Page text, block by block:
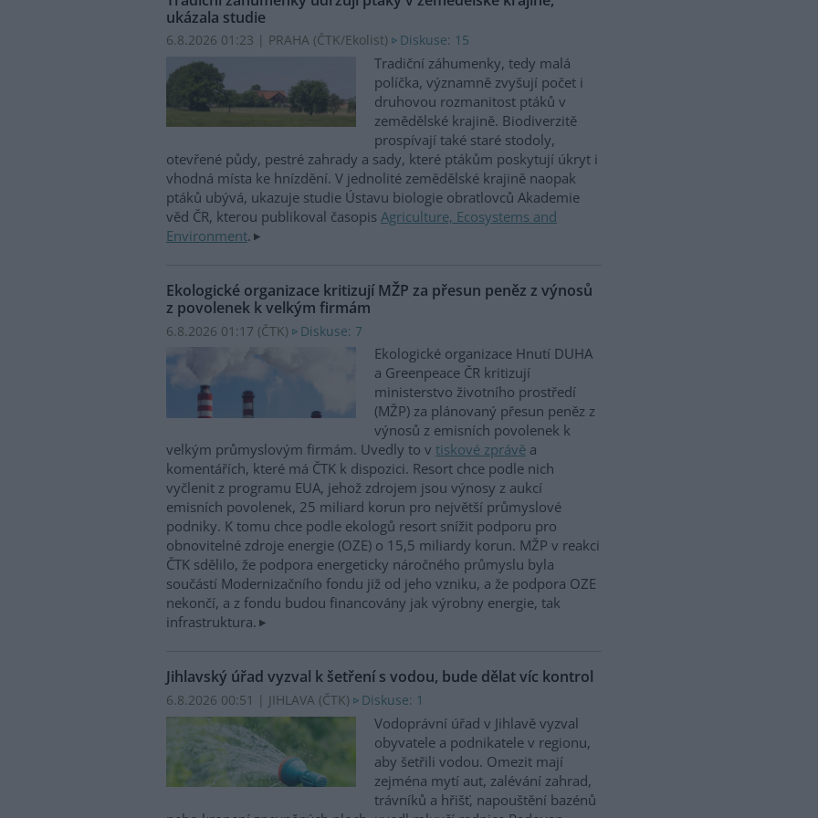
ukázala studie
6.8.2026 01:23 | PRAHA (ČTK/Ekolist) Diskuse: 15
Tradiční záhumenky, tedy malá
políčka, významně zvyšují počet i
druhovou rozmanitost ptáků v
zemědělské krajině. Biodiverzitě
prospívají také staré stodoly,
otevřené půdy, pestré zahrady a sady, které ptákům poskytují úkryt i
vhodná místa ke hnízdění. V jednolité zemědělské krajině naopak
ptáků ubývá, ukazuje studie Ústavu biologie obratlovců Akademie
věd ČR, kterou publikoval časopis Agriculture, Ecosystems and
Environment.
Ekologické organizace kritizují MŽP za přesun peněz z výnosů
z povolenek k velkým firmám
6.8.2026 01:17 (ČTK) Diskuse: 7
Ekologické organizace Hnutí DUHA
a Greenpeace ČR kritizují
ministerstvo životního prostředí
(MŽP) za plánovaný přesun peněz z
výnosů z emisních povolenek k
velkým průmyslovým firmám. Uvedly to v tiskové zprávě a
komentářích, které má ČTK k dispozici. Resort chce podle nich
vyčlenit z programu EUA, jehož zdrojem jsou výnosy z aukcí
emisních povolenek, 25 miliard korun pro největší průmyslové
podniky. K tomu chce podle ekologů resort snížit podporu pro
obnovitelné zdroje energie (OZE) o 15,5 miliardy korun. MŽP v reakci
ČTK sdělilo, že podpora energeticky náročného průmyslu byla
součástí Modernizačního fondu již od jeho vzniku, a že podpora OZE
nekončí, a z fondu budou financovány jak výrobny energie, tak
infrastruktura.
Jihlavský úřad vyzval k šetření s vodou, bude dělat víc kontrol
6.8.2026 00:51 | JIHLAVA (ČTK) Diskuse: 1
Vodoprávní úřad v Jihlavě vyzval
obyvatele a podnikatele v regionu,
aby šetřili vodou. Omezit mají
zejména mytí aut, zalévání zahrad,
trávníků a hřišť, napouštění bazénů